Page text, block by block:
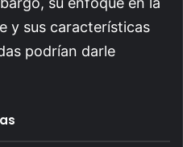
y sus características
podrían darle